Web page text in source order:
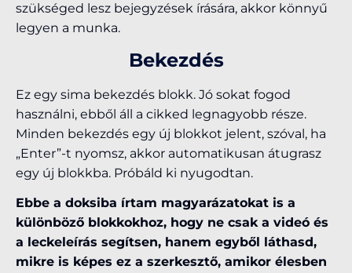
szükséged lesz bejegyzések írására, akkor könnyű
legyen a munka.
Bekezdés
Ez egy sima bekezdés blokk. Jó sokat fogod
használni, ebből áll a cikked legnagyobb része.
Minden bekezdés egy új blokkot jelent, szóval, ha
„Enter”-t nyomsz, akkor automatikusan átugrasz
egy új blokkba. Próbáld ki nyugodtan.
Ebbe a doksiba írtam magyarázatokat is a
különböző blokkokhoz, hogy ne csak a videó és
a leckeleírás segítsen, hanem egyből láthasd,
mikre is képes ez a szerkesztő, amikor élesben